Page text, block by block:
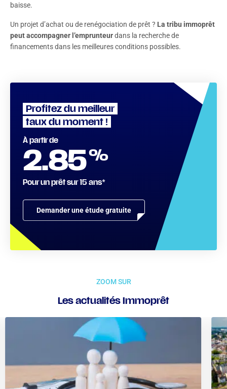
baisse.
Un projet d’achat ou de renégociation de prêt ? La tribu immoprêt
peut accompagner l’emprunteurdans la recherche de
financements dans les meilleures conditions possibles.
Profitez du meilleur
taux du moment !
Demander une étude gratuite
À partir de
2.85%
Pour un prêt sur 15 ans*
ZOOM SUR
Les actualités Immoprêt